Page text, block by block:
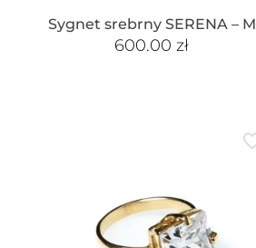
Sygnet srebrny SERENA – M
600.00zł